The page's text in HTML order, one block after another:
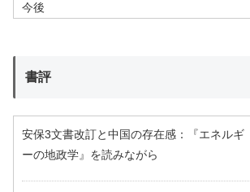
今後
書評
安保3文書改訂と中国の存在感：『エネルギ
ーの地政学』を読みながら